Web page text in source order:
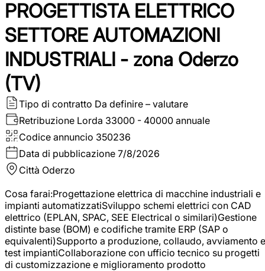
PROGETTISTA ELETTRICO
SETTORE AUTOMAZIONI
INDUSTRIALI - zona Oderzo
(TV)
Tipo di contratto Da definire – valutare
Retribuzione Lorda 33000 - 40000 annuale
Codice annuncio 350236
Data di pubblicazione 7/8/2026
Città Oderzo
Cosa farai:Progettazione elettrica di macchine industriali e
impianti automatizzatiSviluppo schemi elettrici con CAD
elettrico (EPLAN, SPAC, SEE Electrical o similari)Gestione
distinte base (BOM) e codifiche tramite ERP (SAP o
equivalenti)Supporto a produzione, collaudo, avviamento e
test impiantiCollaborazione con ufficio tecnico su progetti
di customizzazione e miglioramento prodotto